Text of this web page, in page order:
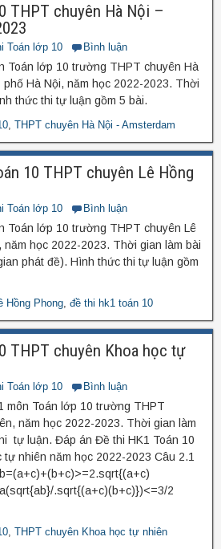
THPT chuyên Hà Nội –
Toán lớp 10 Bình luận
Toán lớp 10 trường THPT chuyên Hà
phố Hà Nội, năm học 2022-2023. Thời
thức thi tự luận gồm 5 bài.
, THPT chuyên Hà Nội - Amsterdam
10 THPT chuyên Lê Hồng
Toán lớp 10 Bình luận
Toán lớp 10 trường THPT chuyên Lê
học 2022-2023. Thời gian làm bài
phát đề). Hình thức thi tự luận gồm
Hồng Phong, đề thi hk1 toán 10
THPT chuyên Khoa học tự
Toán lớp 10 Bình luận
môn Toán lớp 10 trường THPT
năm học 2022-2023. Thời gian làm
tự luận. Đáp án Đề thi HK1 Toán 10
nhiên năm học 2022-2023 Câu 2.1
.sqrt{(a+c)(b+c)})<=3/2
, THPT chuyên Khoa học tự nhiên